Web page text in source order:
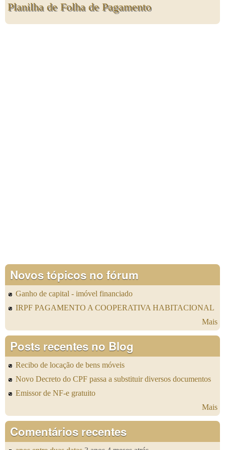
Planilha de Folha de Pagamento
Novos tópicos no fórum
Ganho de capital - imóvel financiado
IRPF PAGAMENTO A COOPERATIVA HABITACIONAL
Mais
Posts recentes no Blog
Recibo de locação de bens móveis
Novo Decreto do CPF passa a substituir diversos documentos
Emissor de NF-e gratuito
Mais
Comentários recentes